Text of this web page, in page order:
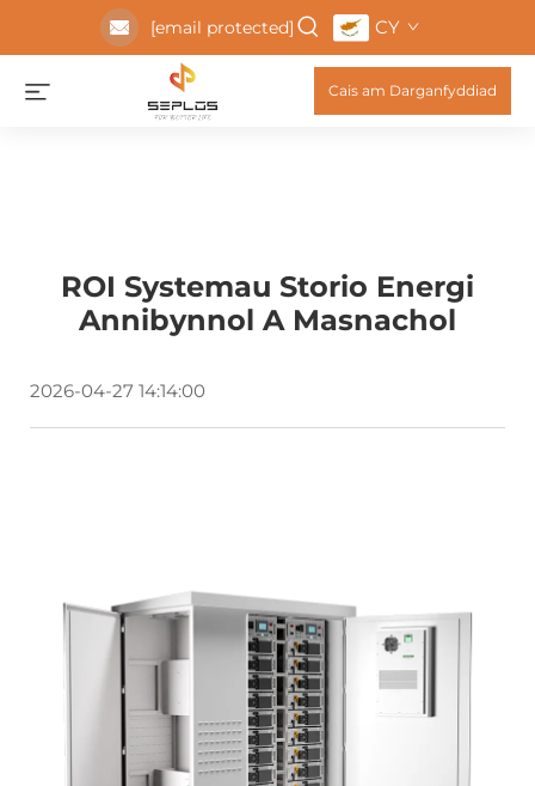
[email protected] CY
Cais am Darganfyddiad
ROI Systemau Storio Energi
Annibynnol A Masnachol
2026-04-27 14:14:00